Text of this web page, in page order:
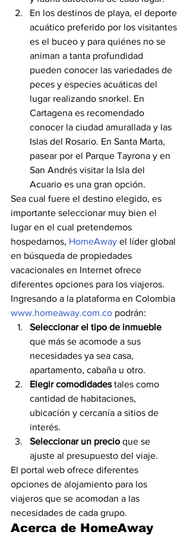
En los destinos de playa, el deporte
acuático preferido por los visitantes
es el buceo y para quiénes no se
animan a tanta profundidad
pueden conocer las variedades de
peces y especies acuáticas del
lugar realizando snorkel. En
Cartagena es recomendado
conocer la ciudad amurallada y las
Islas del Rosario. En Santa Marta,
pasear por el Parque Tayrona y en
San Andrés visitar la Isla del
Acuario es una gran opción.
Sea cual fuere el destino elegido, es
importante seleccionar muy bien el
lugar en el cual pretendemos
hospedarnos, HomeAway el líder global
en búsqueda de propiedades
vacacionales en Internet ofrece
diferentes opciones para los viajeros.
Ingresando a la plataforma en Colombia
www.homeaway.com.co podrán:
Seleccionar el tipo de inmueble
que más se acomode a sus
necesidades ya sea casa,
apartamento, cabaña u otro.
Elegir comodidades tales como
cantidad de habitaciones,
ubicación y cercanía a sitios de
interés.
Seleccionar un precio que se
ajuste al presupuesto del viaje.
El portal web ofrece diferentes
opciones de alojamiento para los
viajeros que se acomodan a las
necesidades de cada grupo.
Acerca de HomeAway